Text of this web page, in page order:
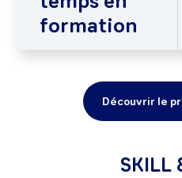
formation
Découvrir le
SKILL